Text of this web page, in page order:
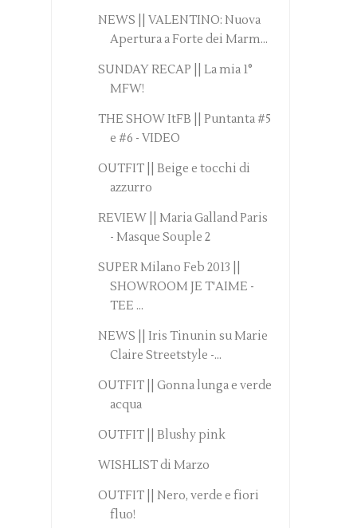
NEWS || VALENTINO: Nuova
Apertura a Forte dei Marm...
SUNDAY RECAP || La mia 1°
MFW!
THE SHOW ItFB || Puntanta #5
e #6 - VIDEO
OUTFIT || Beige e tocchi di
azzurro
REVIEW || Maria Galland Paris
- Masque Souple 2
SUPER Milano Feb 2013 ||
SHOWROOM JE T'AIME -
TEE ...
NEWS || Iris Tinunin su Marie
Claire Streetstyle -...
OUTFIT || Gonna lunga e verde
acqua
OUTFIT || Blushy pink
WISHLIST di Marzo
OUTFIT || Nero, verde e fiori
fluo!